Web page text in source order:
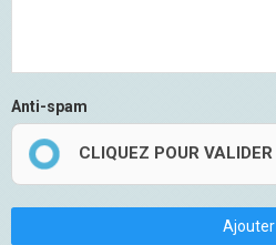
Anti-spam
CLIQUEZ POUR VALIDER
Ajouter